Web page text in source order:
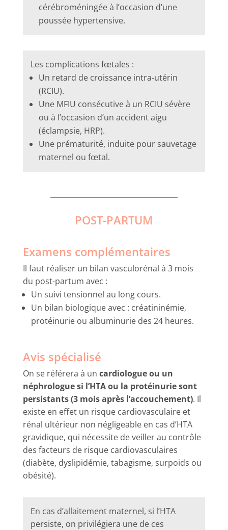
cérébroméningée à l’occasion d’une
poussée hypertensive.
Les complications fœtales :
Un retard de croissance intra-utérin
(RCIU).
Une MFIU consécutive à un RCIU sévère
ou à l’occasion d’un accident aigu
(éclampsie, HRP).
Une prématurité, induite pour sauvetage
maternel ou fœtal.
POST-PARTUM
Examens complémentaires
Il faut réaliser un bilan vasculorénal à 3 mois
du post-partum avec :
Un suivi tensionnel au long cours.
Un bilan biologique avec : créatininémie,
protéinurie ou albuminurie des 24 heures.
Avis spécialisé
On se référera à un cardiologue ou un
néphrologue si l’HTA ou la protéinurie sont
persistants (3 mois après l’accouchement). Il
existe en effet un risque cardiovasculaire et
rénal ultérieur non négligeable en cas d’HTA
gravidique, qui nécessite de veiller au contrôle
des facteurs de risque cardiovasculaires
(diabète, dyslipidémie, tabagisme, surpoids ou
obésité).
En cas d’allaitement maternel, si l’HTA
persiste, on privilégiera une de ces